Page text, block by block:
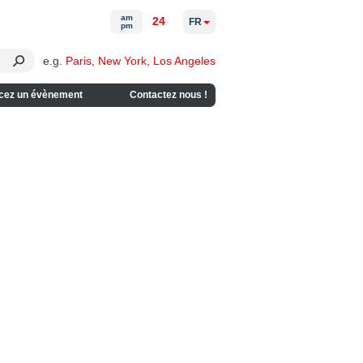
e.g. Paris New York Los Angeles
un évènement Contactez nous !
am
pm
24 FR